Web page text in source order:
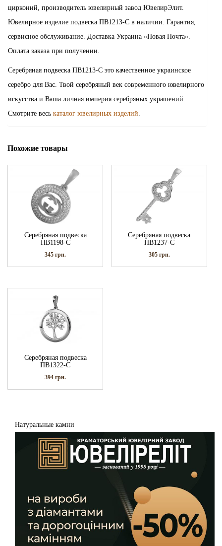
цирконий, производитель ювелирный завод ЮвелирЭлит.
Ювелирное изделие подвеска ПВ1213-С в наличии. Гарантия,
сервисное обслуживание. Доставка Украина «Новая Почта».
Оплата заказа при получении.
Серебряная подвеска ПВ1213-С это качественное украинское
серебро для Вас. Твой серебряный век современного ювелирного
искусства и Ваша личная империя серебряных украшений.
Смотрите весь каталог ювелирных изделий
Похожие товары
Серебряная подвеска
ПВ1198-С
345грн.
Серебряная подвеска
ПВ1237-С
305 грн.
Серебряная подвеска
ПВ1322-С
394грн.
Натуральные камни